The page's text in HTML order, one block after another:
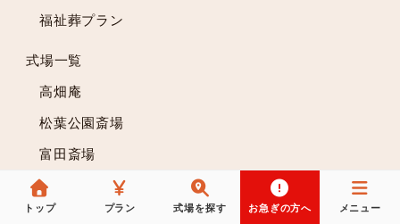
トップ プラン 式場を探す お急ぎの方へ メニュー
福祉葬プラン
式場一覧
高畑庵
松葉公園斎場
富田斎場
スズソウの供養